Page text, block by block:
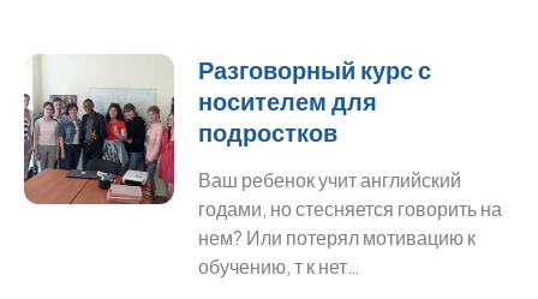
Разговорный курс с
носителем для
подростков
Ваш ребенок учит английский
годами, но стесняется говорить на
нем? Или потерял мотивацию к
обучению, т к нет…